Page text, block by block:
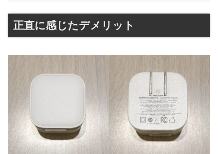
正直に感じたデメリット